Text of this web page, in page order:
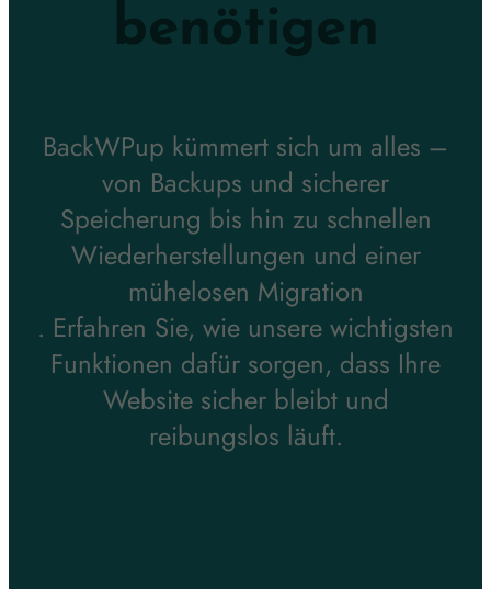
benötigen
BackWPup kümmert sich um alles –
von Backups und sicherer
Speicherung bis hin zu schnellen
Wiederherstellungen und einer
mühelosen Migration
. Erfahren Sie, wie unsere wichtigsten
Funktionen dafür sorgen, dass Ihre
Website sicher bleibt und
reibungslos läuft.